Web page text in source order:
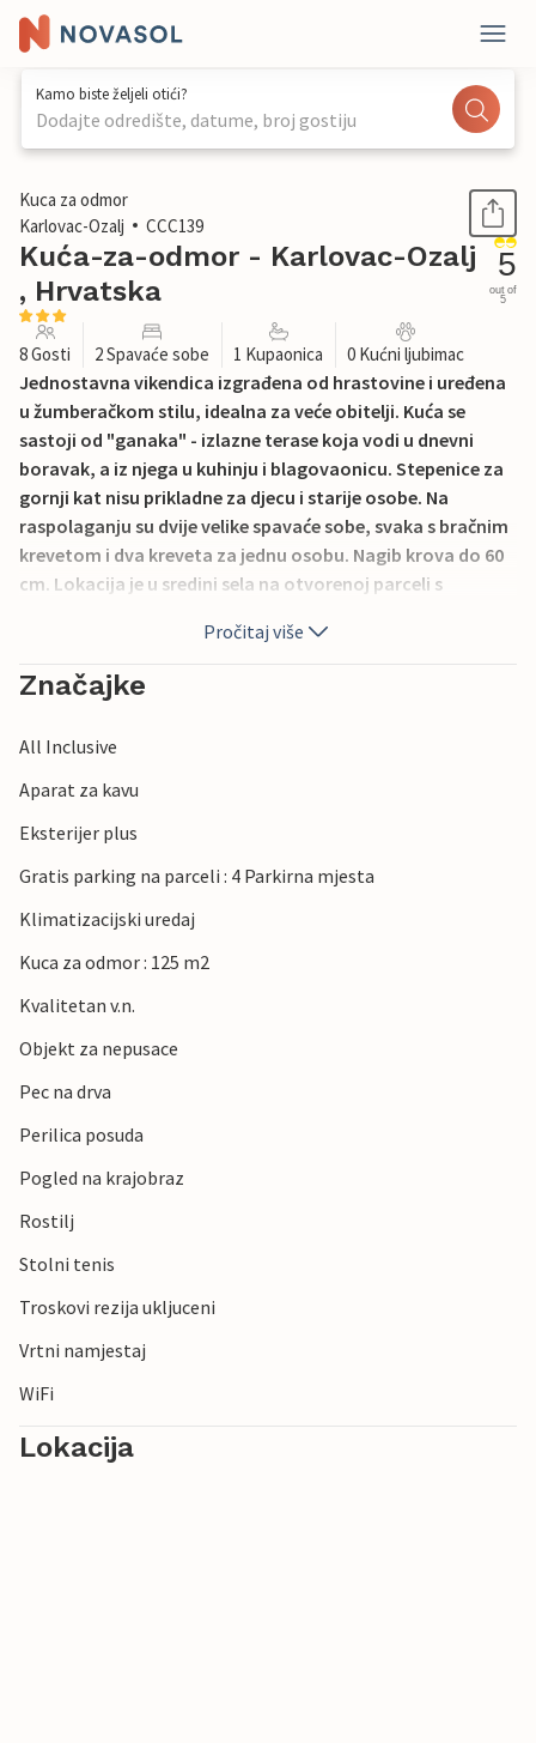
Kamo biste željeli otići?
Dodajte odredište, datume, broj gostiju
1 / 45
Kuca za odmor
Karlovac-Ozalj
CCC139
Kuća-za-odmor - Karlovac-Ozalj
, Hrvatska
5
out of
5
8 Gosti 2 Spavaće sobe 1 Kupaonica 0 Kućni ljubimac
Jednostavna vikendica izgrađena od hrastovine i uređena
u žumberačkom stilu, idealna za veće obitelji. Kuća se
sastoji od "ganaka" - izlazne terase koja vodi u dnevni
boravak, a iz njega u kuhinju i blagovaonicu. Stepenice za
gornji kat nisu prikladne za djecu i starije osobe. Na
raspolaganju su dvije velike spavaće sobe, svaka s bračnim
krevetom i dva kreveta za jednu osobu. Nagib krova do 60
cm. Lokacija je u sredini sela na otvorenoj parceli s
rado će koristiti pješačku stazu koja prolazi kroz naselje,
au blizini se nalazi nekoliko biciklističkih staza. Uživajte u
prekrasnoj prirodi i svježem zraku dok planinarite u
Pročitaj više
Značajke
All Inclusive
Aparat za kavu
Eksterijer plus
Gratis parking na parceli : 4 Parkirna mjesta
Klimatizacijski uredaj
Kuca za odmor : 125 m2
Kvalitetan v.n.
Objekt za nepusace
Pec na drva
Perilica posuda
Pogled na krajobraz
Rostilj
Stolni tenis
Troskovi rezija ukljuceni
Vrtni namjestaj
WiFi
Lokacija